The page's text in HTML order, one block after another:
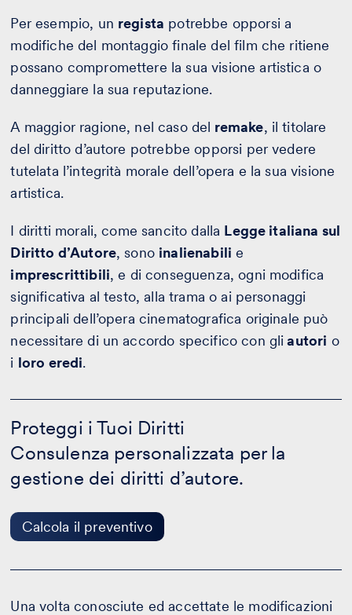
Per esempio, un regista potrebbe opporsi a
modifiche del montaggio finale del film che ritiene
possano compromettere la sua visione artistica o
danneggiare la sua reputazione.
A maggior ragione, nel caso del remake, il titolare
del diritto d’autore potrebbe opporsi per vedere
tutelata l’integrità morale dell’opera e la sua visione
artistica.
I diritti morali, come sancito dalla Legge italiana sul
Diritto d’Autore, sono inalienabili e
imprescrittibili, e di conseguenza, ogni modifica
significativa al testo, alla trama o ai personaggi
principali dell’opera cinematografica originale può
necessitare di un accordo specifico con gli autori o
i loro eredi.
Proteggi i Tuoi Diritti
Consulenza personalizzata per la
gestione dei diritti d’autore.
Calcola il preventivo
i
Tuoi
Diritti
Calcola
preventivo
Una volta conosciute ed accettate le modificazioni